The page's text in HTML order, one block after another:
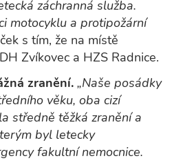
záchranná služba.
motocyklu a protipožární
s tím, že na místě
Zvíkovec a HZS Radnice.
zranění. „Naše posádky
věku, oba cizí
středně těžká zranění a
byl letecky
fakultní nemocnice.